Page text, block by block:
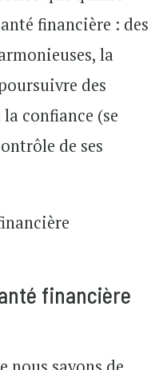
financière : des
la
des
confiance (se
de ses
financière